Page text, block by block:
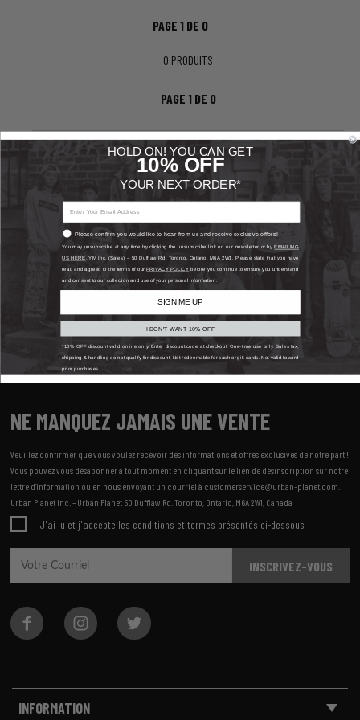
PAGE 1DE 0
0 PRODUITS
PAGE 1DE 0
TROUVER UN
CONTACTEZ-
NOUS
SUIVRE UN
NE MANQUEZ JAMAIS UNE VENTE
Veuillez confirmer que vous voulez recevoir des informations et offres exclusives de notre part !
Vous pouvez vous désabonner à tout moment en cliquant sur le lien de désinscription sur notre
lettre d’information ou en nous envoyant un courriel à customerservice@urban-planet.com.
Urban Planet Inc. – Urban Planet 50 Dufflaw Rd. Toronto, Ontario, M6A 2W1, Canada
J'ai lu et j'accepte les conditions et termes présentés ci-dessous
INSCRIVEZ-VOUS
INFORMATION
HOLD ON! YOU CAN GET
10%OFF
YOUR NEXT ORDER*
Please confirm you would like to hear from us and receive exclusive offers!
You may unsubscribe at any time by clicking the unsubscribe link on our newsletter or by EMAILING
US HERE . YM Inc. (Sales) – 50 Dufflaw Rd. Toronto, Ontario, M6A 2W1. Please state that you have
read and agreed to the terms of our PRIVACY POLICYbefore you continue to ensure you understand
and consent to our collection and use of your personal information.
SIGN ME UP
I DON'T WANT 10% OFF
*10% OFF discount valid online only. Enter discount code at checkout. One-time use only. Sales tax,
shipping & handling do not qualify for discount. Not redeemable for cash or gift cards. Not valid toward
prior purchases.